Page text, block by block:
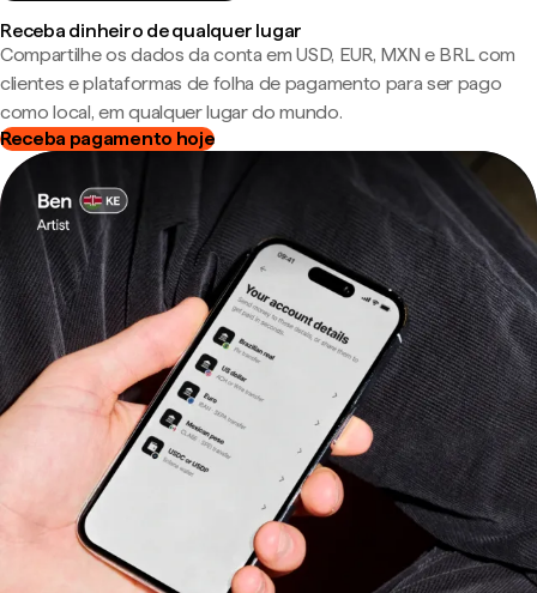
Receba dinheiro de qualquer lugar
Compartilhe os dados da conta em USD, EUR, MXN e BRL com
clientes e plataformas de folha de pagamento para ser pago
como local, em qualquer lugar do mundo.
Receba pagamento hoje